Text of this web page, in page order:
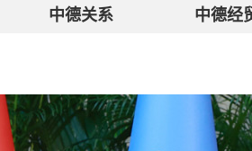
中德关系 中德经